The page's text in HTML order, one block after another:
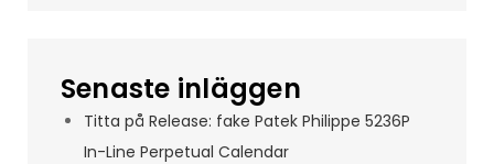
Senaste inläggen
Titta på Release: fake Patek Philippe 5236P
In-Line Perpetual Calendar